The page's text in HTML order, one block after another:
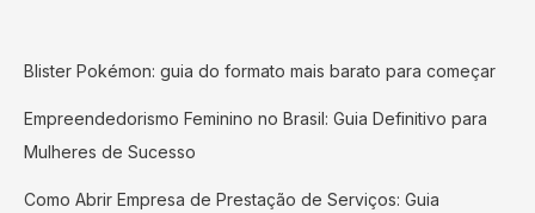
Blister Pokémon: guia do formato mais barato para começar
Empreendedorismo Feminino no Brasil: Guia Definitivo para
Mulheres de Sucesso
Como Abrir Empresa de Prestação de Serviços: Guia